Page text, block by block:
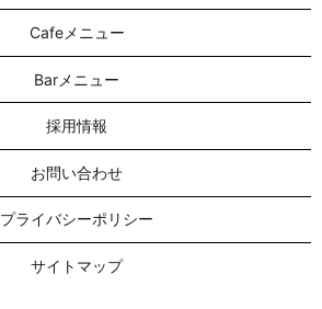
Cafeメニュー
Barメニュー
採用情報
お問い合わせ
プライバシーポリシー
サイトマップ